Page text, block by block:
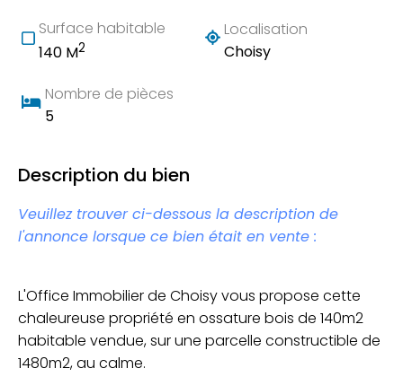
Surface habitable
140 M2
Localisation
Choisy
Nombre de pièces
5
Description du bien
Veuillez trouver ci-dessous la description de
l'annonce lorsque ce bien était en vente :
L'Office Immobilier de Choisy vous propose cette
chaleureuse propriété en ossature bois de 140m2
habitable vendue, sur une parcelle constructible de
1480m2, au calme.